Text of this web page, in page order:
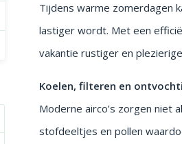
Tijdens warme zomerdagen
lastiger wordt. Met een
vakantie rustiger en
Koelen, filteren en
Moderne airco’s zorgen niet
stofdeeltjes en pollen